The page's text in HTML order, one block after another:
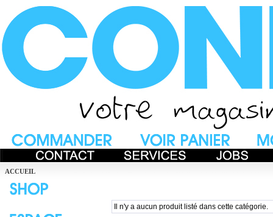
ACCUEIL
Il n'y a aucun produit listé dans cette catégorie.